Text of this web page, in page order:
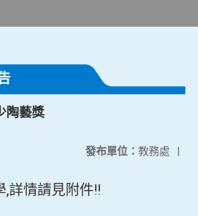
陶藝獎
發布單位： 教務處 |
,詳情請見附件!!